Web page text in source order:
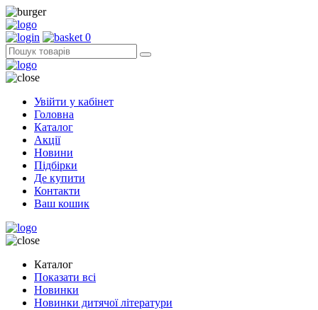
0
Увійти у кабінет
Головна
Каталог
Акції
Новини
Підбірки
Де купити
Контакти
Ваш кошик
Каталог
Показати всі
Новинки
Новинки дитячої літератури